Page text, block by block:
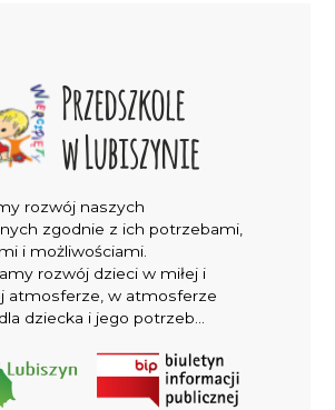
rozwój naszych
zgodnie z ich potrzebami,
i możliwościami.
rozwój dzieci w miłej i
atmosferze, w atmosferze
dziecka i jego potrzeb...